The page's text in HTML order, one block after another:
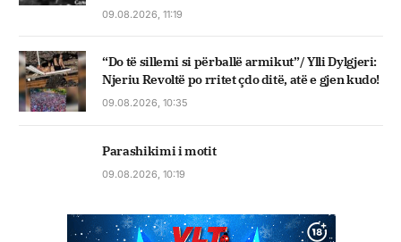
09.08.2026, 11:19
“Do të sillemi si përballë armikut”/ Ylli Dylgjeri:
Njeriu Revoltë po rritet çdo ditë, atë e gjen kudo!
09.08.2026, 10:35
Parashikimi i motit
09.08.2026, 10:19